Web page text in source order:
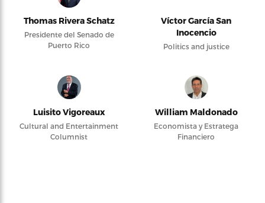
Thomas Rivera Schatz
Presidente del Senado de
Puerto Rico
Víctor García San
Inocencio
Politics and justice
Luisito Vigoreaux
Cultural and Entertainment
Columnist
William Maldonado
Economista y Estratega
Financiero